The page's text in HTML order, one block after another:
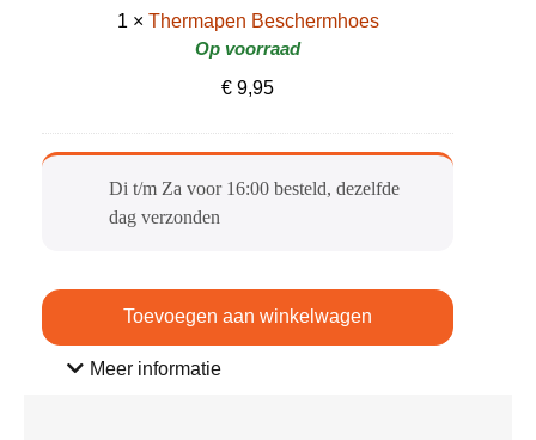
a
p
n
B
e
s
1 × Thermapen Beschermhoes
Op voorraad
€ 9,95
Di t/m Za voor 16:00 besteld, dezelfde
dag verzonden​
Toevoegen aan winkelwagen
Meer informatie